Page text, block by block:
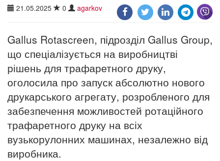
21.05.2025 0 agarkov
Gallus Rotascreen, підрозділ Gallus Group,
що спеціалізується на виробництві
рішень для трафаретного друку,
оголосила про запуск абсолютно нового
друкарського агрегату, розробленого для
забезпечення можливостей ротаційного
трафаретного друку на всіх
вузькорулонних машинах, незалежно від
виробника.